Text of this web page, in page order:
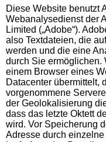
Diese Website benutzt
Webanalysedienst der
Limited („Adobe“).
also Textdateien, die
werden und die eine
durch Sie ermöglichen.
einem Browser eines
Datacenter übermittelt,
vorgenommene
der Geolokalisierung
dass das letzte Oktett
wird. Vor Speicherung
Adresse durch